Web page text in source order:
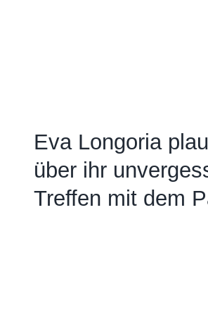
Eva Longoria
über ihr
Treffen mit dem